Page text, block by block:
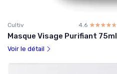
Cultiv 4.6 ☆☆☆☆☆
★★★★★
Masque Visage Purifiant 75ml
Voir le détail